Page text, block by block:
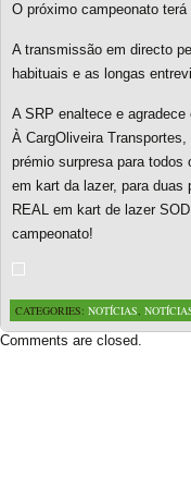
O próximo campeonato
A transmissão em directo
habituais e as longas
A SRP enaltece e
À CargOliveira
prémio surpresa para todos
em kart da lazer, para duas
REAL em kart de lazer
campeonato!
CATEGORIES: NOTÍCIAS,
Comments are closed.